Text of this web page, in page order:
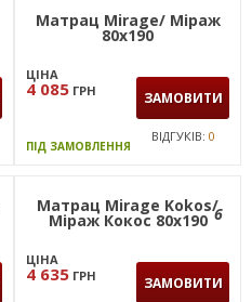
Матрац Mirage/ Міраж
80х190
ЦІНА
4 085 ГРН ЗАМОВИТИ
ПІД ЗАМОВЛЕННЯ
ВІДГУКІВ: 0
6
Матрац Mirage Kokos/
Міраж Кокос 80x190
ЦІНА
4 635 ГРН ЗАМОВИТИ